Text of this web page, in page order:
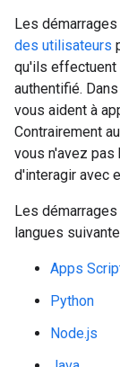
Les
des utilisateurs
qu'ils effectuent
authentifié.
vous aident à
Contrairement
vous n'avez
d'interagir avec
Les
langues
Apps
Python
Node.js